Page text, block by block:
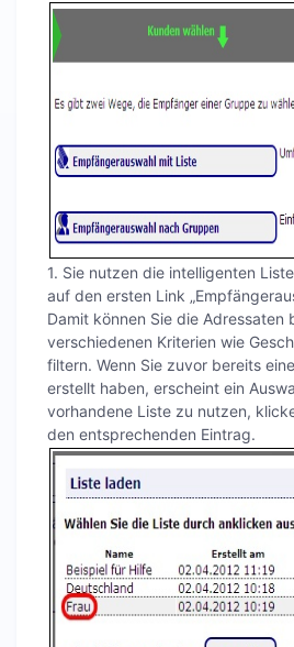
1. Sie nutzen die intelligenten
auf den ersten Link
Damit können Sie die Adressaten
verschiedenen Kriterien wie
filtern. Wenn Sie zuvor bereits
erstellt haben, erscheint ein
vorhandene Liste zu nutzen,
den entsprechenden Eintrag.